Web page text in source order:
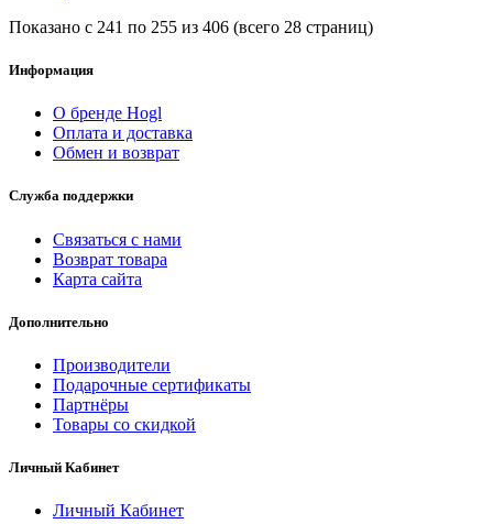
Показано с 241 по 255 из 406 (всего 28 страниц)
Информация
О бренде Hogl
Оплата и доставка
Обмен и возврат
Служба поддержки
Связаться с нами
Возврат товара
Карта сайта
Дополнительно
Производители
Подарочные сертификаты
Партнёры
Товары со скидкой
Личный Кабинет
Личный Кабинет